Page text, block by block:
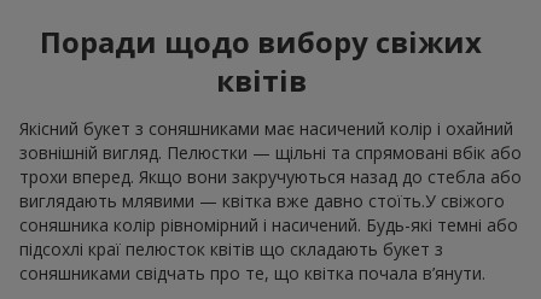
Поради щодо вибору свіжих
квітів
Якісний букет з соняшниками має насичений колір і охайний
зовнішній вигляд. Пелюстки — щільні та спрямовані вбік або
трохи вперед. Якщо вони закручуються назад до стебла або
виглядають млявими — квітка вже давно стоїть.У свіжого
соняшника колір рівномірний і насичений. Будь-які темні або
підсохлі краї пелюсток квітів що складають букет з
соняшниками свідчать про те, що квітка почала в’янути.